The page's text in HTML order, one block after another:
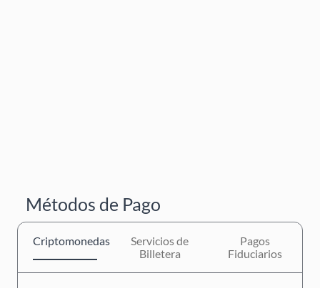
Métodos de Pago
Criptomonedas
Servicios de
Billetera
Pagos
Fiduciarios